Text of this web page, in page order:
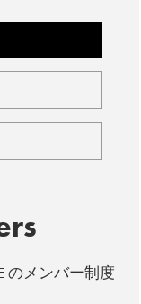
のメンバー制度